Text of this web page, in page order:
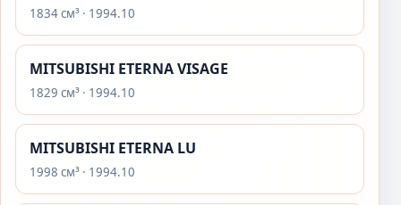
1834 см³ · 1994.10
MITSUBISHI ETERNA VISAGE
1829 см³ · 1994.10
MITSUBISHI ETERNA LU
1998 см³ · 1994.10